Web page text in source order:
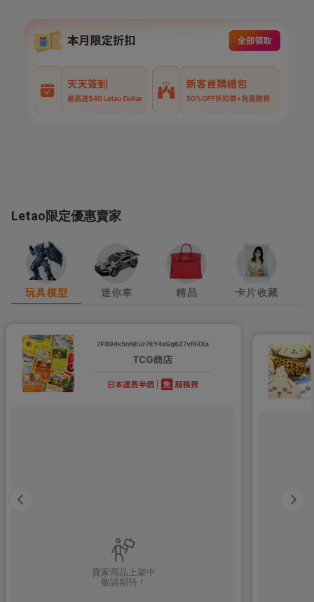
Letao限定優惠賣家
玩具模型 迷你車 精品 卡片收藏
賣家商品上架中
敬請期待！